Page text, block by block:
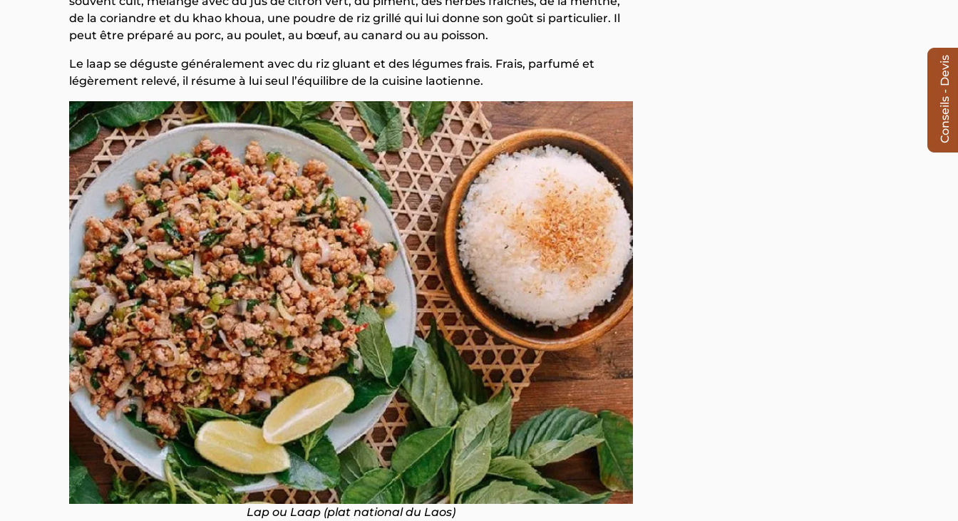
de la coriandre et du khao khoua, une poudre de riz grillé qui lui donne son goût si particulier. Il
peut être préparé au porc, au poulet, au bœuf, au canard ou au poisson.
Le laap se déguste généralement avec du riz gluant et des légumes frais. Frais, parfumé et
légèrement relevé, il résume à lui seul l’équilibre de la cuisine laotienne.
Lap ou Laap (plat national du Laos)
Conseils - Devis